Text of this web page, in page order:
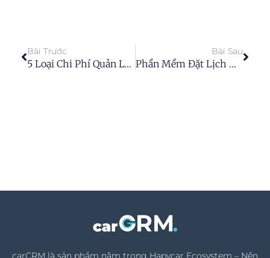
Bài Trước
5 Loại Chi Phí Quản Lý Khách Hàng Gara Phải Chi Trả
Bài Sau
Phần Mềm Đặt Lịch Hẹn Đến Gara Ô Tô
carCRM là sản phẩm nằm trong Hapycar Ecosystem – Nền